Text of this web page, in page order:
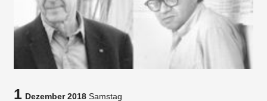
1Dezember 2018 Samstag